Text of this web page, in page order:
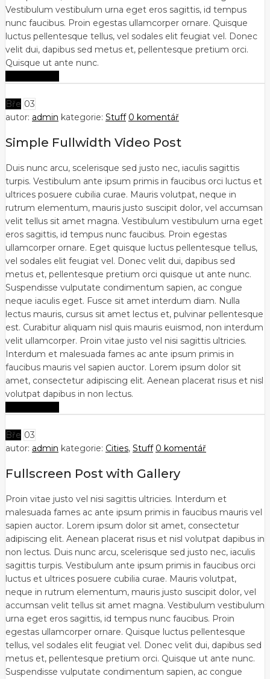
Vestibulum vestibulum urna eget eros sagittis, id tempus
nunc faucibus. Proin egestas ullamcorper ornare. Quisque
luctus pellentesque tellus, vel sodales elit feugiat vel. Donec
velit dui, dapibus sed metus et, pellentesque pretium orci.
Quisque ut ante nunc.
Bře 03
autor: admin kategorie: Stuff 0 komentář
Simple Fullwidth Video Post
Duis nunc arcu, scelerisque sed justo nec, iaculis sagittis
turpis. Vestibulum ante ipsum primis in faucibus orci luctus et
ultrices posuere cubilia curae. Mauris volutpat, neque in
rutrum elementum, mauris justo suscipit dolor, vel accumsan
velit tellus sit amet magna. Vestibulum vestibulum urna eget
eros sagittis, id tempus nunc faucibus. Proin egestas
ullamcorper ornare. Eget quisque luctus pellentesque tellus,
vel sodales elit feugiat vel. Donec velit dui, dapibus sed
metus et, pellentesque pretium orci quisque ut ante nunc.
Suspendisse vulputate condimentum sapien, ac congue
neque iaculis eget. Fusce sit amet interdum diam. Nulla
lectus mauris, cursus sit amet lectus et, pulvinar pellentesque
est. Curabitur aliquam nisl quis mauris euismod, non interdum
velit ullamcorper. Proin vitae justo vel nisi sagittis ultricies.
Interdum et malesuada fames ac ante ipsum primis in
faucibus mauris vel sapien auctor. Lorem ipsum dolor sit
amet, consectetur adipiscing elit. Aenean placerat risus et nisl
volutpat dapibus in non lectus.
Bře 03
autor: admin kategorie: Cities, Stuff 0 komentář
Fullscreen Post with Gallery
Proin vitae justo vel nisi sagittis ultricies. Interdum et
malesuada fames ac ante ipsum primis in faucibus mauris vel
sapien auctor. Lorem ipsum dolor sit amet, consectetur
adipiscing elit. Aenean placerat risus et nisl volutpat dapibus in
non lectus. Duis nunc arcu, scelerisque sed justo nec, iaculis
sagittis turpis. Vestibulum ante ipsum primis in faucibus orci
luctus et ultrices posuere cubilia curae. Mauris volutpat,
neque in rutrum elementum, mauris justo suscipit dolor, vel
accumsan velit tellus sit amet magna. Vestibulum vestibulum
urna eget eros sagittis, id tempus nunc faucibus. Proin
egestas ullamcorper ornare. Quisque luctus pellentesque
tellus, vel sodales elit feugiat vel. Donec velit dui, dapibus sed
metus et, pellentesque pretium orci. Quisque ut ante nunc.
Suspendisse vulputate condimentum sapien, ac congue